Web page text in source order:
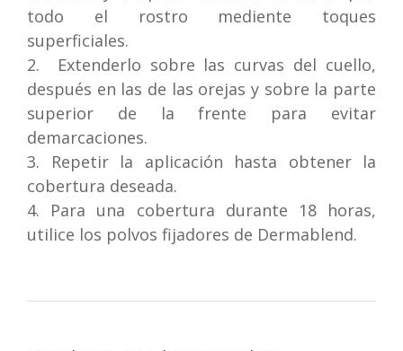
todo el rostro mediente toques
superficiales.
2. Extenderlo sobre las curvas del cuello,
después en las de las orejas y sobre la parte
superior de la frente para evitar
demarcaciones.
3. Repetir la aplicación hasta obtener la
cobertura deseada.
4. Para una cobertura durante 18 horas,
utilice los polvos fijadores de Dermablend.